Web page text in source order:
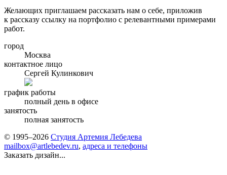
Желающих приглашаем рассказать нам о себе, приложив
к рассказу ссылку на портфолио с релевантными примерами
работ.
город
Москва
контактное лицо
Сергей Кулинкович
график работы
полный день в офисе
занятость
полная занятость
© 1995–2026 Студия Артемия Лебедева
mailbox@artlebedev.ru, адреса и телефоны
Заказать дизайн...